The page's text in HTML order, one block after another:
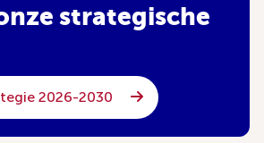
strategische
2026-2030